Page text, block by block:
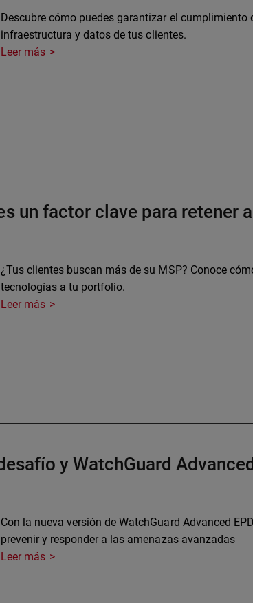
Descubre cómo puedes garantizar el
infraestructura y datos de tus clientes.
Leer más
un factor clave para retener
¿Tus clientes buscan más de su MSP? Conoce
tecnologías a tu portfolio.
Leer más
y WatchGuard
Con la nueva versión de WatchGuard Advanced
prevenir y responder a las amenazas avanzadas
Leer más